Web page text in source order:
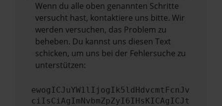
Wenn du alle oben genannten Schritte
versucht hast, kontaktiere uns bitte. Wir
werden versuchen, das Problem zu
beheben. Du kannst uns diesen Text
schicken, um uns bei der Fehlersuche zu
unterstützen:
ewogICJuYW1lIjogIk5ldHdvcmtFcnJv
ciIsCiAgImNvbmZpZyI6IHsKICAgICJt